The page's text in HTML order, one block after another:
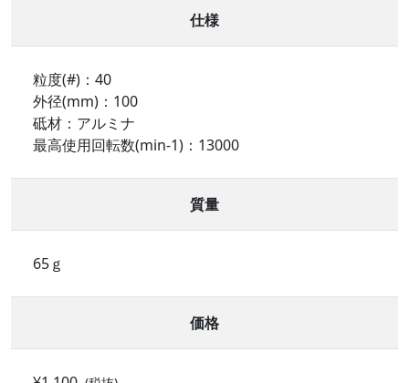
仕様
粒度(#)：40
外径(mm)：100
砥材：アルミナ
最高使用回転数(min-1)：13000
質量
65ｇ
価格